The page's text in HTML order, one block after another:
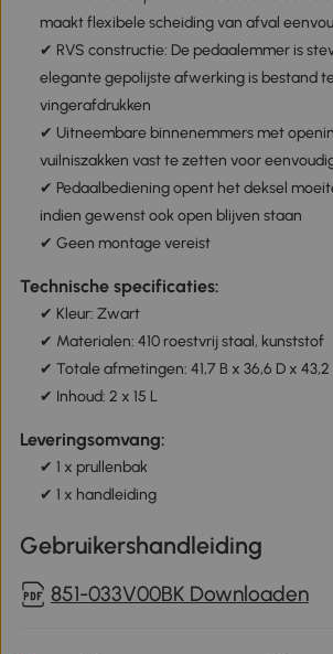
maakt flexibele scheiding van afval
✔ RVS constructie: De pedaalemmer is
elegante gepolijste afwerking is bestand
vingerafdrukken
✔ Uitneembare binnenemmers met
vuilniszakken vast te zetten voor
✔ Pedaalbediening opent het deksel
indien gewenst ook open blijven staan
✔ Geen montage vereist
Technische specificaties:
✔ Kleur: Zwart
✔ Materialen: 410 roestvrij staal, kunststof
✔ Totale afmetingen: 41,7 B x 36,6 D x 43,2
✔ Inhoud: 2 x 15 L
Leveringsomvang:
✔ 1 x prullenbak
✔ 1 x handleiding
Gebruikershandleiding
851-033V00BK Downloaden